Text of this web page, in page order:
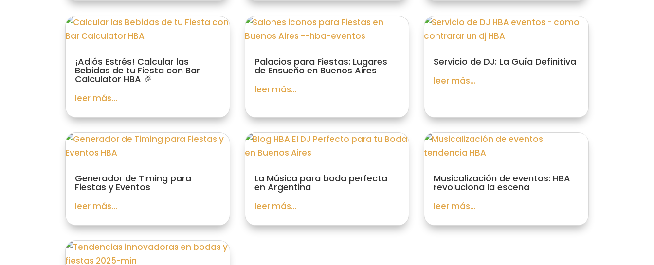
¡Adiós Estrés! Calcular las
Bebidas de tu Fiesta con Bar
Calculator HBA 🎉
leer más...
Palacios para Fiestas: Lugares
de Ensueño en Buenos Aires
leer más...
Servicio de DJ: La Guía Definitiva
leer más...
Generador de Timing para
Fiestas y Eventos
leer más...
La Música para boda perfecta
en Argentina
leer más...
Musicalización de eventos: HBA
revoluciona la escena
leer más...